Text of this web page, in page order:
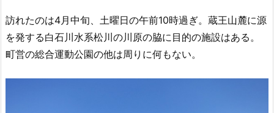
訪れたのは4月中旬、土曜日の午前10時過ぎ。蔵王山麓に源
を発する白石川水系松川の川原の脇に目的の施設はある。
町営の総合運動公園の他は周りに何もない。